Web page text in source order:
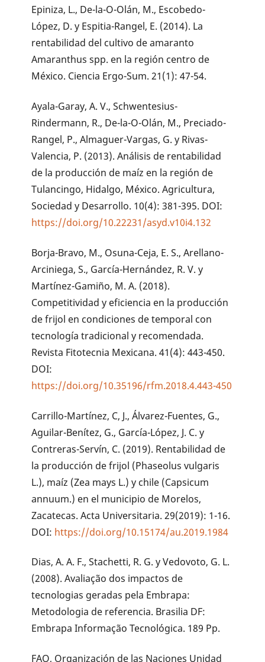
Epiniza, L., De-la-O-Olán, M., Escobedo-
López, D. y Espitia-Rangel, E. (2014). La
rentabilidad del cultivo de amaranto
Amaranthus spp. en la región centro de
México. Ciencia Ergo-Sum. 21(1): 47-54.
Ayala-Garay, A. V., Schwentesius-
Rindermann, R., De-la-O-Olán, M., Preciado-
Rangel, P., Almaguer-Vargas, G. y Rivas-
Valencia, P. (2013). Análisis de rentabilidad
de la producción de maíz en la región de
Tulancingo, Hidalgo, México. Agricultura,
Sociedad y Desarrollo. 10(4): 381-395. DOI:
https://doi.org/10.22231/asyd.v10i4.132
Borja-Bravo, M., Osuna-Ceja, E. S., Arellano-
Arciniega, S., García-Hernández, R. V. y
Martínez-Gamiño, M. A. (2018).
Competitividad y eficiencia en la producción
de frijol en condiciones de temporal con
tecnología tradicional y recomendada.
Revista Fitotecnia Mexicana. 41(4): 443-450.
DOI:
https://doi.org/10.35196/rfm.2018.4.443-450
Carrillo-Martínez, C, J., Álvarez-Fuentes, G.,
Aguilar-Benítez, G., García-López, J. C. y
Contreras-Servín, C. (2019). Rentabilidad de
la producción de frijol (Phaseolus vulgaris
L.), maíz (Zea mays L.) y chile (Capsicum
annuum.) en el municipio de Morelos,
Zacatecas. Acta Universitaria. 29(2019): 1-16.
DOI: https://doi.org/10.15174/au.2019.1984
Dias, A. A. F., Stachetti, R. G. y Vedovoto, G. L.
(2008). Avaliação dos impactos de
tecnologias geradas pela Embrapa:
Metodologia de referencia. Brasilia DF:
Embrapa Informação Tecnológica. 189 Pp.
FAO, Organización de las Naciones Unidad